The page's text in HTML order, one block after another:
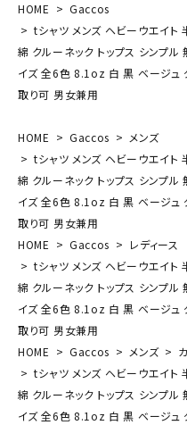
HOME
Gaccos
tシャツ メンズ ヘビーウエイト
綿 クルーネック トップス シンプ
イズ 全6色 8.1oz 白 黒 ベージュ
取り可 男女兼用
HOME Gaccos
メンズ
tシャツ メンズ ヘビーウエイト
綿 クルーネック トップス シンプ
イズ 全6色 8.1oz 白 黒 ベージュ
取り可 男女兼用
HOME
Gaccos
レディース
tシャツ メンズ ヘビーウエイト
綿 クルーネック トップス シンプ
イズ 全6色 8.1oz 白 黒 ベージュ
取り可 男女兼用
HOME
Gaccos メンズ
tシャツ メンズ ヘビーウエイト
綿 クルーネック トップス シンプ
イズ 全6色 8.1oz 白 黒 ベージュ